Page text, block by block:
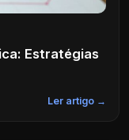
Estratégias
Ler artigo →